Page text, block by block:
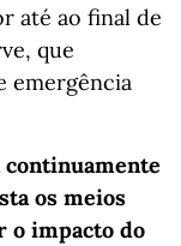
até ao final de
que
emergência
os meios
o impacto do